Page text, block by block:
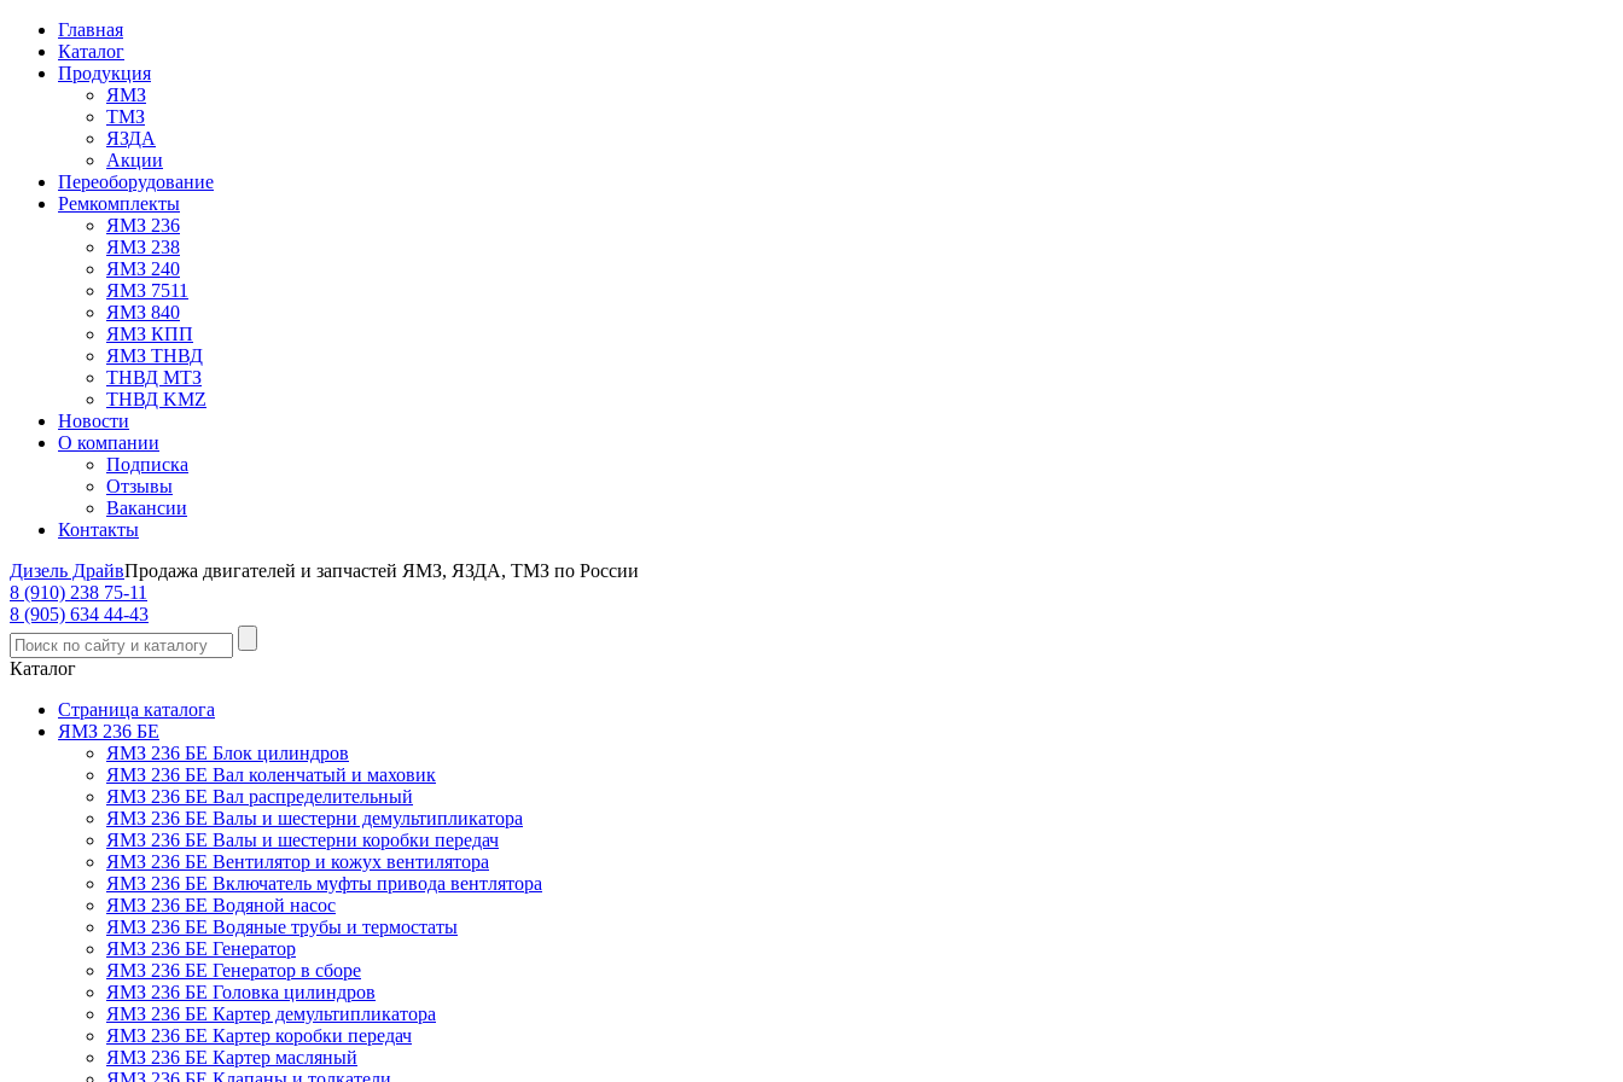
Главная
Каталог
Продукция
ЯМЗ
ТМЗ
ЯЗДА
Акции
Переоборудование
Ремкомплекты
ЯМЗ 236
ЯМЗ 238
ЯМЗ 240
ЯМЗ 7511
ЯМЗ 840
ЯМЗ КПП
ЯМЗ ТНВД
ТНВД МТЗ
ТНВД KMZ
Новости
О компании
Подписка
Отзывы
Вакансии
Контакты
Дизель ДрайвПродажа двигателей и запчастей ЯМЗ, ЯЗДА, ТМЗ по России
8 (910) 238 75-11
8 (905) 634 44-43
Каталог
Страница каталога
ЯМЗ 236 БЕ
ЯМЗ 236 БЕ Блок цилиндров
ЯМЗ 236 БЕ Вал коленчатый и маховик
ЯМЗ 236 БЕ Вал распределительный
ЯМЗ 236 БЕ Валы и шестерни демультипликатора
ЯМЗ 236 БЕ Валы и шестерни коробки передач
ЯМЗ 236 БЕ Вентилятор и кожух вентилятора
ЯМЗ 236 БЕ Включатель муфты привода вентлятора
ЯМЗ 236 БЕ Водяной насос
ЯМЗ 236 БЕ Водяные трубы и термостаты
ЯМЗ 236 БЕ Генератор
ЯМЗ 236 БЕ Генератор в сборе
ЯМЗ 236 БЕ Головка цилиндров
ЯМЗ 236 БЕ Картер демультипликатора
ЯМЗ 236 БЕ Картер коробки передач
ЯМЗ 236 БЕ Картер масляный